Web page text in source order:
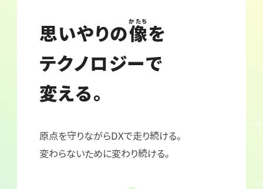
思いやりの像
かたち
を
テクノロジーで
変える。
原点を守りながらDXで走り続ける。
変わらないために変わり続ける。